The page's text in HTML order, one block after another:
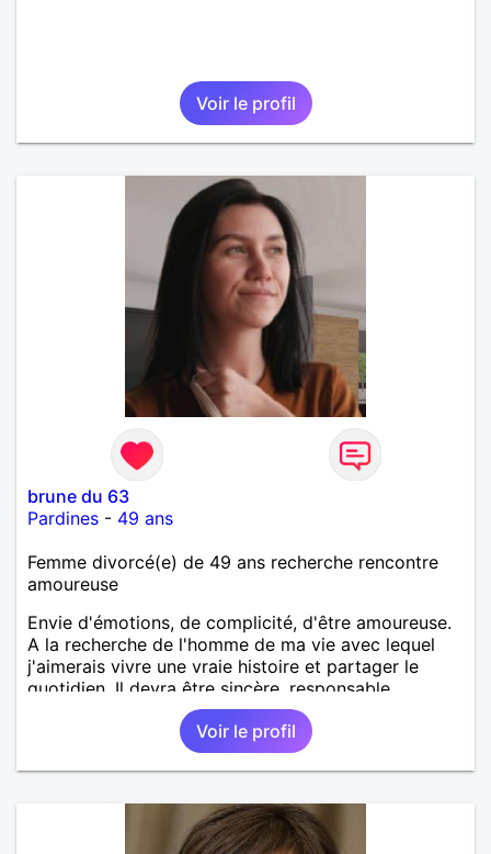
Voir le profil
brune du 63
Pardines - 49 ans
Femme divorcé(e) de 49 ans recherche rencontre
amoureuse
Envie d'émotions, de complicité, d'être amoureuse.
A la recherche de l'homme de ma vie avec lequel
j'aimerais vivre une vraie histoire et partager le
quotidien. Il devra être sincère, responsable,
ambitieux, entreprenant, fort de caractère et avec le
sens de l'humour. Il saura me chouchouter et me
mettre en valeur, me donner son amour et attention.
Merci de m'avoir lu et à bientôt...
Voir le profil